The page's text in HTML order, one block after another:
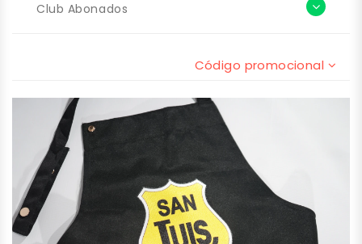
Club Abonados
Código promocional